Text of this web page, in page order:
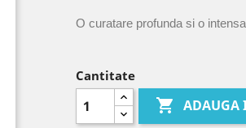
O curatare profunda si o
Cantitate
 ADAUGA